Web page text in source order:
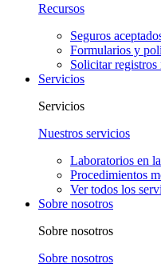
Recursos
Seguros
Formularios y
Solicitar registros
Servicios
Servicios
Nuestros servicios
Laboratorios en
Procedimientos
Ver todos los
Sobre nosotros
Sobre nosotros
Sobre nosotros